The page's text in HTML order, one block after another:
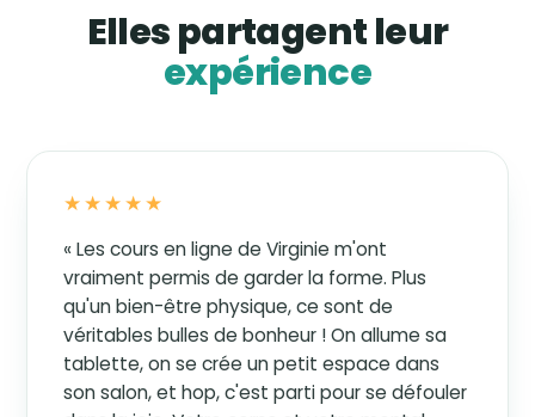
Elles partagent leur
expérience
★★★★★
« Les cours en ligne de Virginie m'ont
vraiment permis de garder la forme. Plus
qu'un bien-être physique, ce sont de
véritables bulles de bonheur ! On allume sa
tablette, on se crée un petit espace dans
son salon, et hop, c'est parti pour se défouler